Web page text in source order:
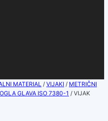
MATERIAL / VIJAKI / METRIČNI
GLAVA ISO 7380-1 / VIJAK